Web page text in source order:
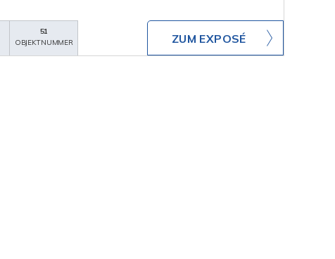
51
OBJEKTNUMMER
ZUM EXPOSÉ